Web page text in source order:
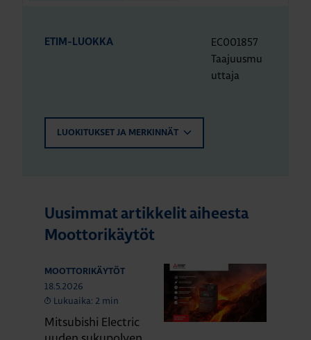
ETIM-LUOKKA
EC001857
Taajuusmu
uttaja
LUOKITUKSET JA MERKINNÄT
Uusimmat artikkelit aiheesta
Moottorikäytöt
MOOTTORIKÄYTÖT
18.5.2026
Lukuaika: 2 min
Mitsubishi Electric